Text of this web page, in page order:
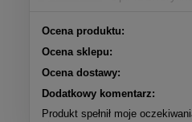
Ocena produktu:
Ocena sklepu:
Ocena dostawy:
Dodatkowy komentarz:
Produkt spełnił moje